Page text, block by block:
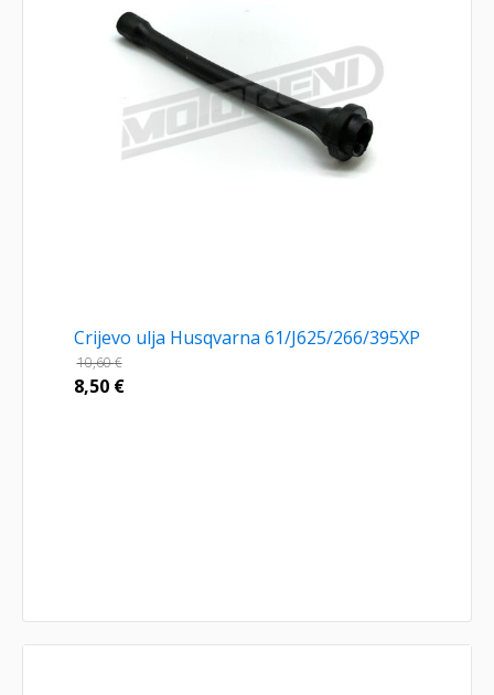
Crijevo ulja Husqvarna 61/J625/266/395XP
10,60€
8,50 €